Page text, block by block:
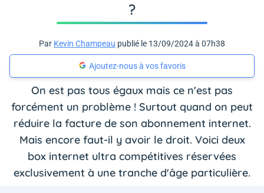
?
Par Kevin Champeau publié le 13/09/2024 à 07h38
Ajoutez-nous à vos favoris
On est pas tous égaux mais ce n'est pas
forcément un problème ! Surtout quand on peut
réduire la facture de son abonnement internet.
Mais encore faut-il y avoir le droit. Voici deux
box internet ultra compétitives réservées
exclusivement à une tranche d'âge particulière.